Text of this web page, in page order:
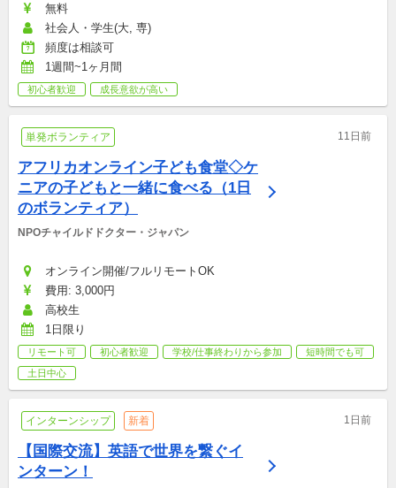
無料
社会人・学生(大, 専)
頻度は相談可
1週間~1ヶ月間
初心者歓迎 成長意欲が高い
単発ボランティア 11日前
アフリカオンライン子ども食堂◇ケ
ニアの子どもと一緒に食べる（1日
のボランティア）
NPOチャイルドドクター・ジャパン
オンライン開催/フルリモートOK
費用: 3,000円
高校生
1日限り
リモート可 初心者歓迎 学校/仕事終わりから参加
短時間でも可
土日中心
インターンシップ 新着 1日前
【国際交流】英語で世界を繋ぐイ
ンターン！